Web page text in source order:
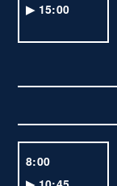
▶ 15:00
8:00